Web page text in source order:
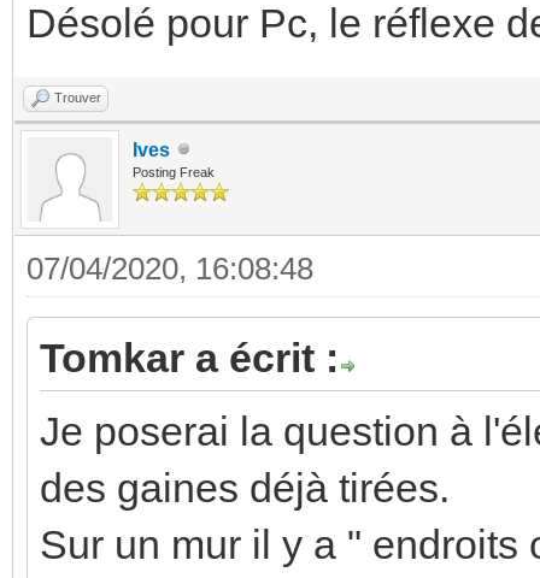
Désolé pour Pc, le réflexe
Trouver
Ives
Posting Freak
07/04/2020, 16:08:48
Tomkar a écrit :
Je poserai la question à
des gaines déjà tirées.
Sur un mur il y a " endroits